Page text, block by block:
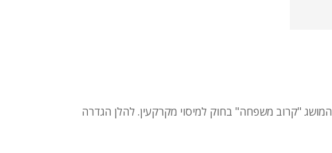
"קרוב משפחה" בחוק למיסוי מקרקעין. להלן הגדרה